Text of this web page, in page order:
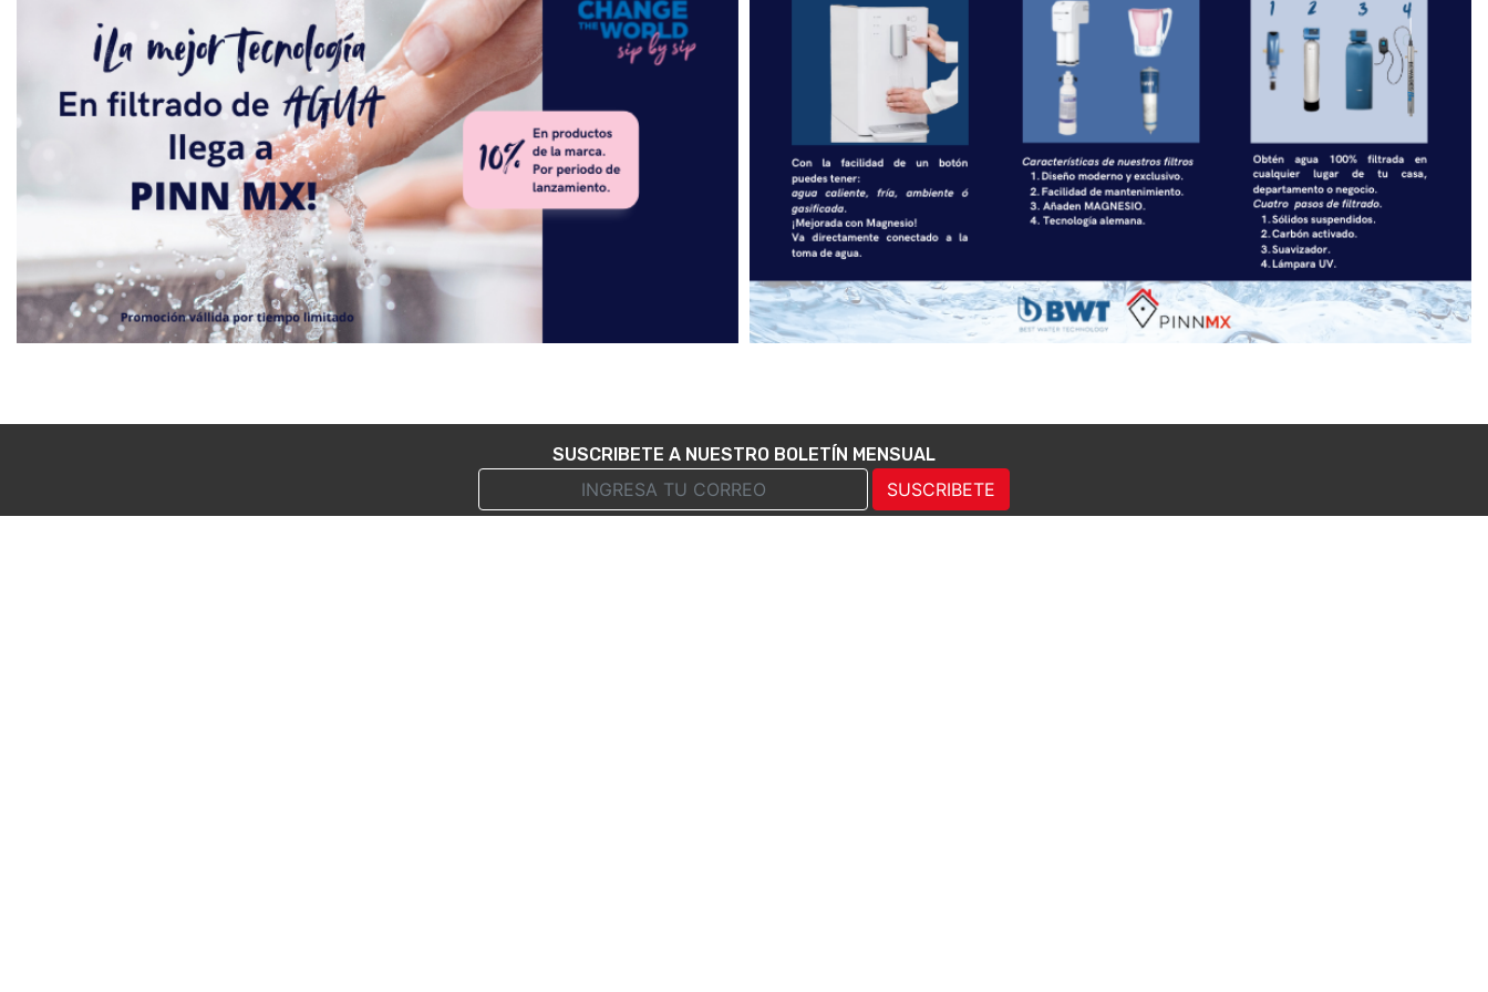
asegurado en una zona de alta
demanda habitacional y comercial.
contáctame para más información o
agendar una cita: ariadna carrillo |
asesora inmobiliaria en zurex tel:
5541863887 ***visitas no disponibles
al inmueble.***
gravamen -sin adeudos -escriturada -
vacía *contáctame para mayores
informes 55 2497 7127 fotos
SUSCRIBETE A NUESTRO BOLETÍN MENSUAL
SUSCRIBETE